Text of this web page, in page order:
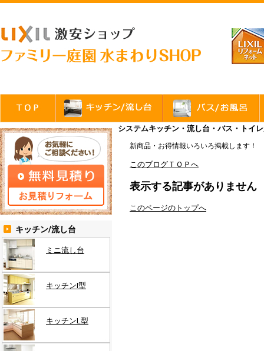
システムキッチン・流し台・バス・ト
新商品・お得情報いろいろ掲載します！
このブログＴＯＰへ
表示する記事がありません
このページのトップへ
キッチン/流し台
ミニ流し台
キッチンI型
キッチンL型